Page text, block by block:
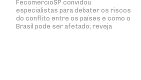
FecomercioSP convidou
especialistas para debater os riscos
do conflito entre os países e como o
Brasil pode ser afetado; reveja